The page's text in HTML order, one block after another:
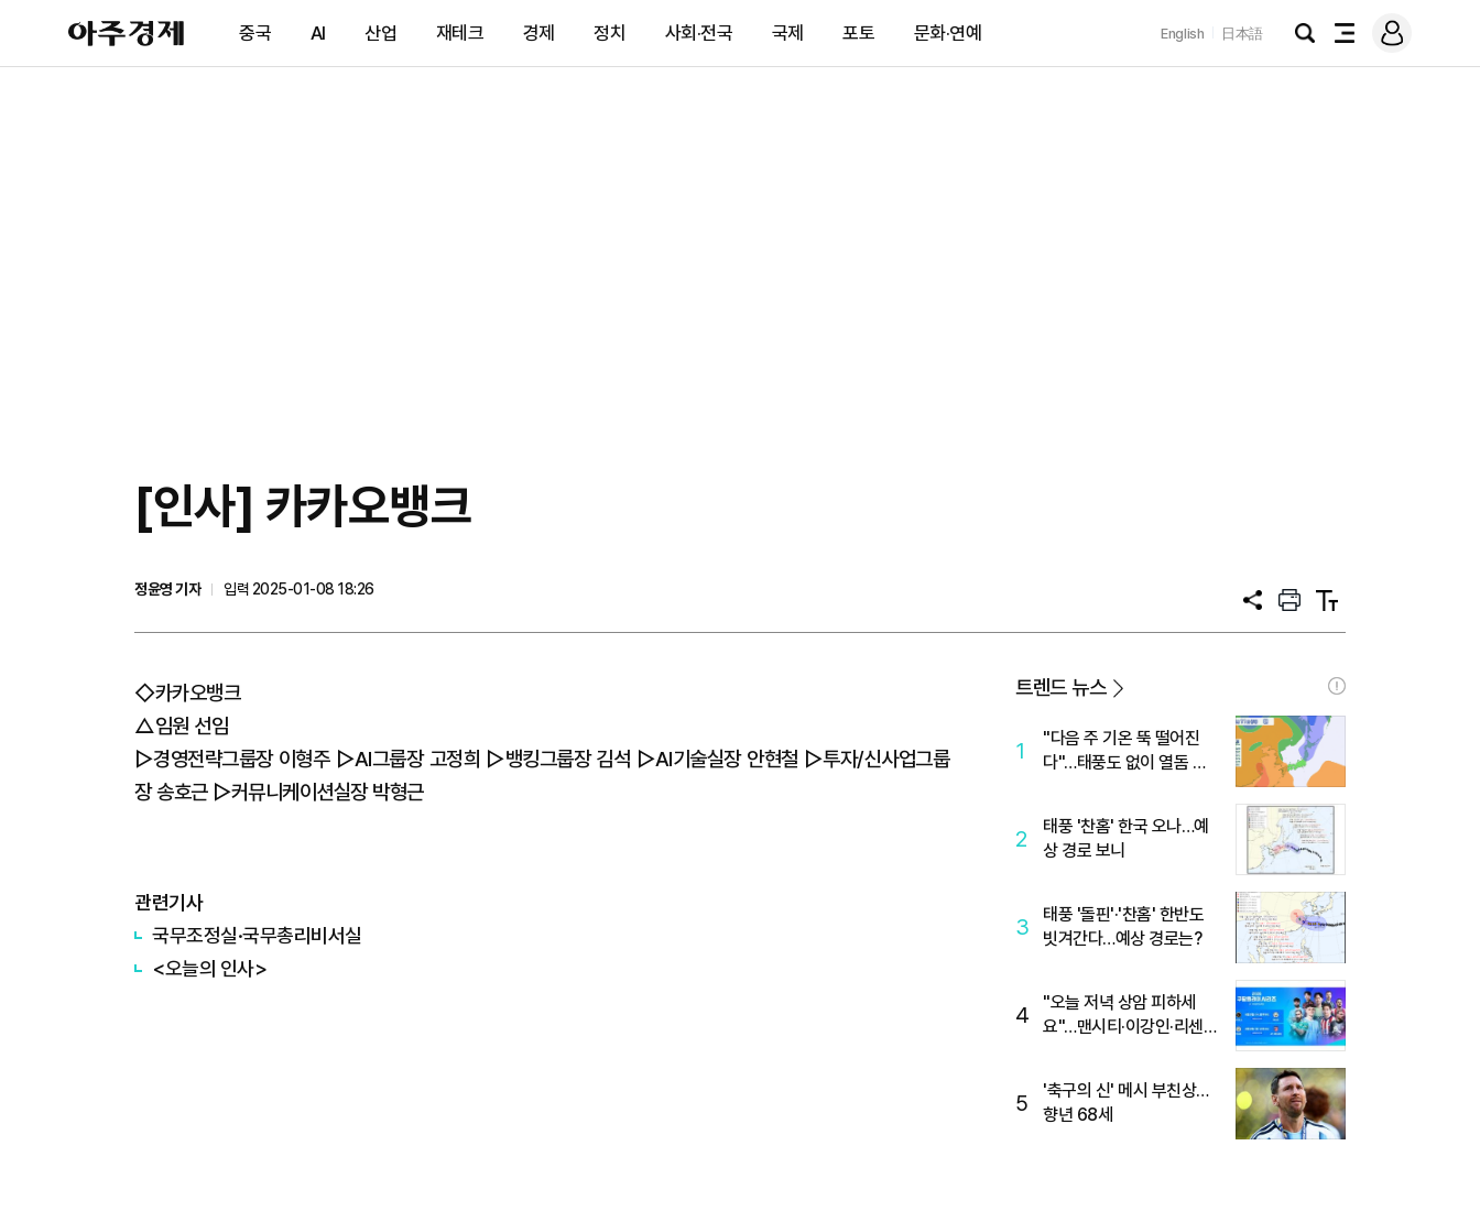
아
주
제
중국 AI 산업 재테크 경제 정치 사회·전국 국제 포토 문화·연예 English 日本語
검
전
메
그
[인사] 카카오뱅크
정윤영 기자
입력 2025-01-08 18:26
공
프
트
텍
트
◇카카오뱅크
△임원 선임
▷경영전략그룹장 이형주 ▷AI그룹장 고정희 ▷뱅킹그룹장 김석 ▷AI기술실장 안현철 ▷투자/신사업그룹
장 송호근 ▷커뮤니케이션실장 박형근
관련기사
국무조정실·국무총리비서실
<오늘의 인사>
트렌드 뉴스
1
"다음 주 기온 뚝 떨어진
다"…태풍도 없이 열돔 박
2
태풍 '찬홈' 한국 오나…예
상 경로 보니
3
태풍 '돌핀'·'찬홈' 한반도
빗겨간다…예상 경로는?
4
"오늘 저녁 상암 피하세
요"…맨시티·이강인·리센느
5
'축구의 신' 메시 부친상…
향년 68세